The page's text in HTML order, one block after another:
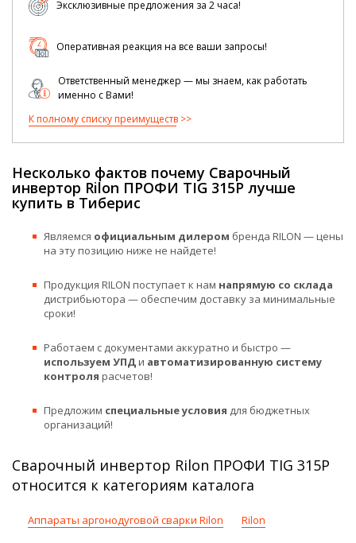
Эксклюзивные предложения за 2 часа!
Оперативная реакция на все ваши запросы!
Ответственный менеджер — мы знаем, как работать
именно с Вами!
К полному списку преимуществ
Несколько фактов почему Сварочный
инвертор Rilon ПРОФИ TIG 315P лучше
купить в Тиберис
Являемся официальным дилером бренда RILON — цены
на эту позицию ниже не найдете!
Продукция RILON поступает к нам напрямую со склада
дистрибьютора — обеспечим доставку за минимальные
сроки!
Работаем с документами аккуратно и быстро —
используем УПДи автоматизированную систему
контроля расчетов!
Предложим специальные условия для бюджетных
организаций!
Сварочный инвертор Rilon ПРОФИ TIG 315P
относится к категориям каталога
Аппараты аргонодуговой сварки Rilon Rilon